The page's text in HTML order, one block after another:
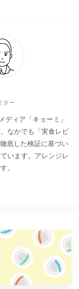
ター
ィア「キョーミ」
なかでも「実食レビ
底した検証に基づい
います。アレンジレ
。